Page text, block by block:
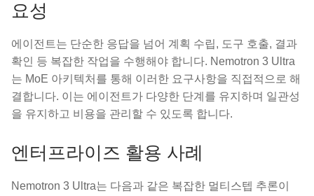
요성
에이전트는 단순한 응답을 넘어 계획 수립, 도구 호출, 결과
확인 등 복잡한 작업을 수행해야 합니다. Nemotron 3 Ultra
는 MoE 아키텍처를 통해 이러한 요구사항을 직접적으로 해
결합니다. 이는 에이전트가 다양한 단계를 유지하며 일관성
을 유지하고 비용을 관리할 수 있도록 합니다.
엔터프라이즈 활용 사례
Nemotron 3 Ultra는 다음과 같은 복잡한 멀티스텝 추론이